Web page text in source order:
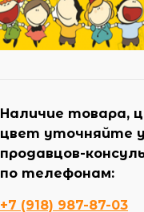
Наличие товара,
цвет уточняйте у
продавцов-
по телефонам:
+7 (918) 987-87-03